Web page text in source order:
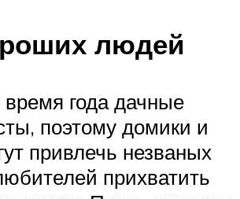
людей
года дачные
поэтому домики и
привлечь незваных
прихватить